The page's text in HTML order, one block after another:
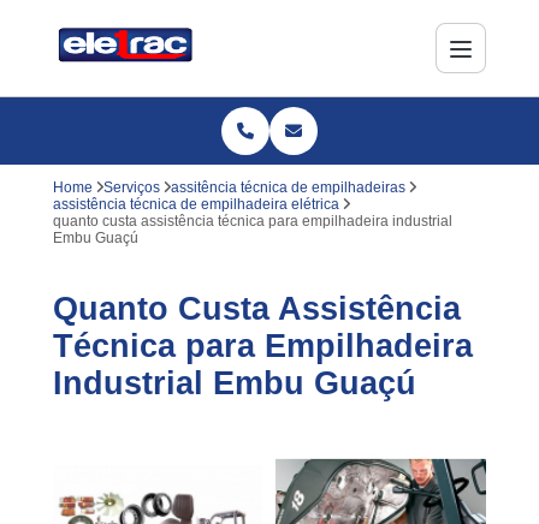
Home Serviços
assitência técnica de empilhadeiras
assistência técnica de empilhadeira elétrica
quanto custa assistência técnica para empilhadeira industrial
Embu Guaçú
Quanto Custa Assistência
Técnica para Empilhadeira
Industrial Embu Guaçú